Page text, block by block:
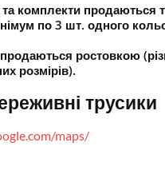
комплекти продаються
по 3 шт. одного
продаються ростовкою
розмірів).
трусики
maps/